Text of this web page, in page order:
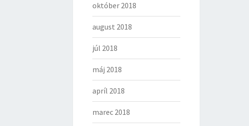
október 2018
august 2018
júl 2018
máj 2018
apríl 2018
marec 2018